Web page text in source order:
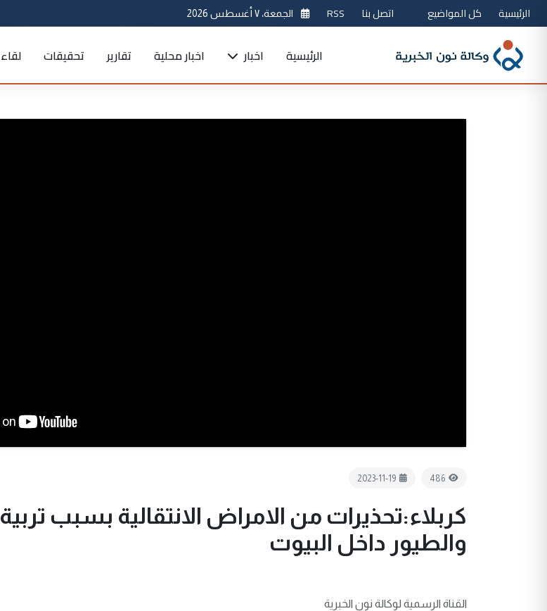
الرئيسية كل المواضيع اتصل بنا RSS الجمعة، ٧ أغسطس 2026
الرئيسية اخبار اخبار محلية تقارير تحقيقات
486
2023-11-19
كربلاء:تحذيرات من الامراض الانتقالية بسبب تربية
والطيور داخل البيوت
القناة الرسمية لوكالة نون الخبرية